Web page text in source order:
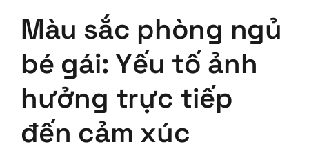
Màu sắc phòng ngủ
bé gái: Yếu tố ảnh
hưởng trực tiếp
đến cảm xúc